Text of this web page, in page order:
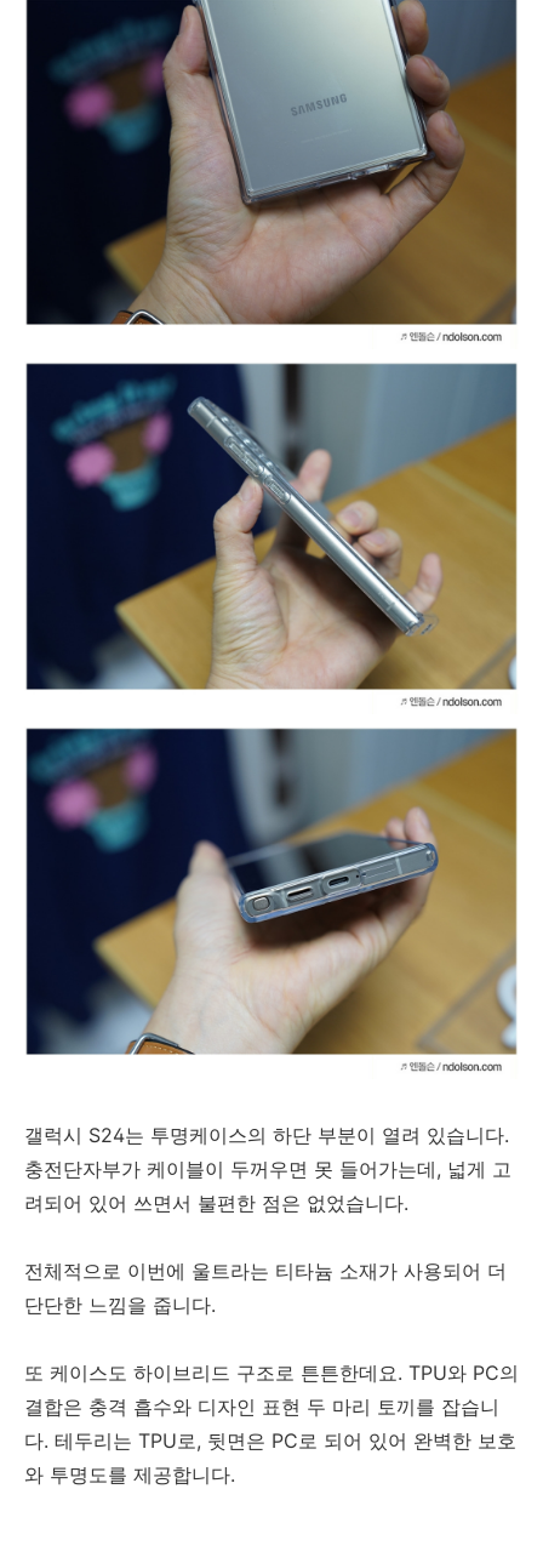
갤럭시 S24는 투명케이스의 하단 부분이 열려 있습니다.
충전단자부가 케이블이 두꺼우면 못 들어가는데, 넓게 고
려되어 있어 쓰면서 불편한 점은 없었습니다.
전체적으로 이번에 울트라는 티타늄 소재가 사용되어 더
단단한 느낌을 줍니다.
또 케이스도 하이브리드 구조로 튼튼한데요. TPU와 PC의
결합은 충격 흡수와 디자인 표현 두 마리 토끼를 잡습니
다. 테두리는 TPU로, 뒷면은 PC로 되어 있어 완벽한 보호
와 투명도를 제공합니다.